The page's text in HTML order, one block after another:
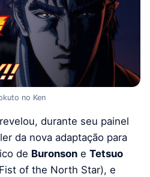
no Ken
revelou, durante seu painel
da nova adaptação para
de Buronson e Tetsuo
of the North Star), e